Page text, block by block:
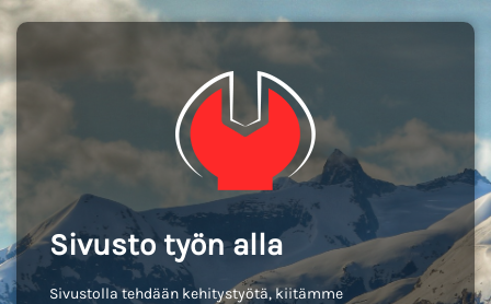
Sivusto työn alla
Sivustolla tehdään kehitystyötä, kiitämme